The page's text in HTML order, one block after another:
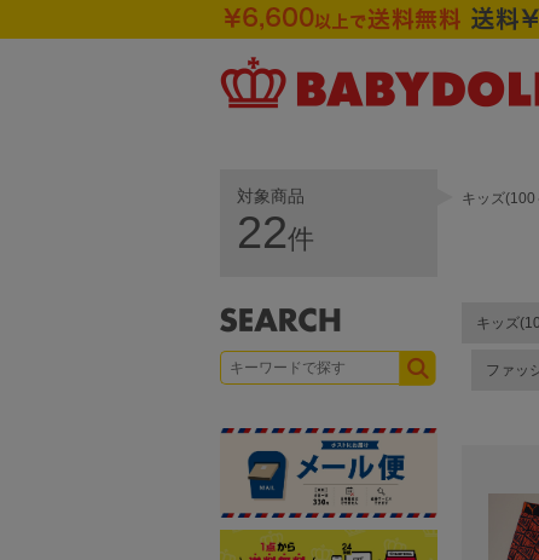
キッズ
キッズ
ファッ
対象商品
22件